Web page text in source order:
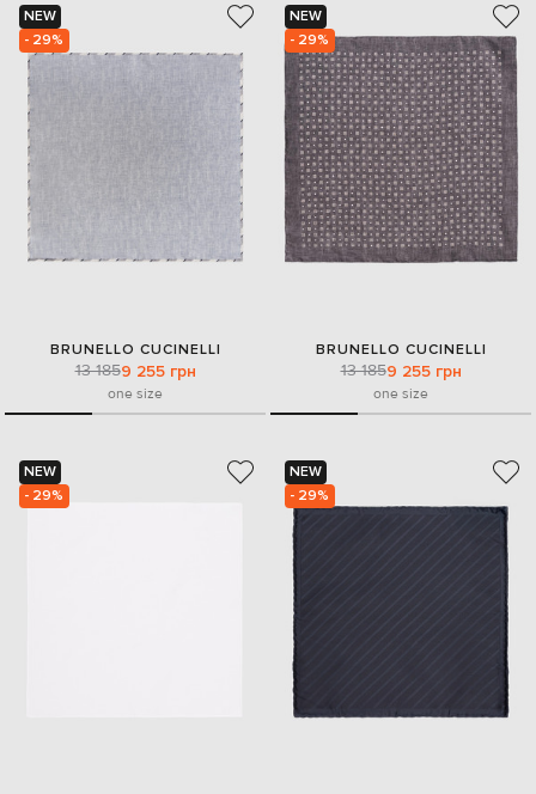
NEW
- 29%
BRUNELLO CUCINELLI
13 1859 255 грн
one size
NEW
- 29%
BRUNELLO CUCINELLI
13 1859 255 грн
one size
NEW
- 29%
NEW
- 29%